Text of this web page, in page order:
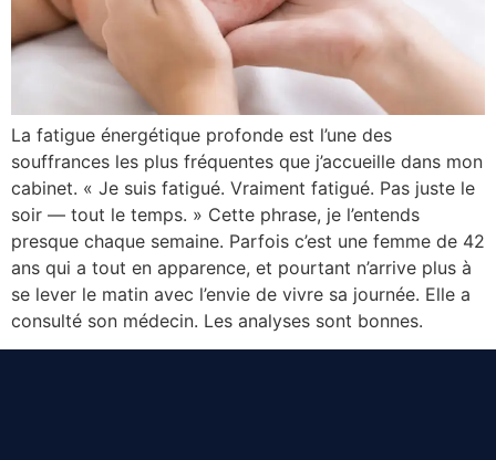
La fatigue énergétique profonde est l’une des
souffrances les plus fréquentes que j’accueille dans mon
cabinet. « Je suis fatigué. Vraiment fatigué. Pas juste le
soir — tout le temps. » Cette phrase, je l’entends
presque chaque semaine. Parfois c’est une femme de 42
ans qui a tout en apparence, et pourtant n’arrive plus à
se lever le matin avec l’envie de vivre sa journée. Elle a
consulté son médecin. Les analyses sont bonnes.